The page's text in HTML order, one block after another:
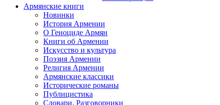
Армянские книги
Новинки
История Армении
О Геноциде Армян
Книги об Армении
Иcкусство и культура
Поэзия Армении
Религия Армении
Армянские классики
Исторические романы
Публицистика
Словари. Разговорники